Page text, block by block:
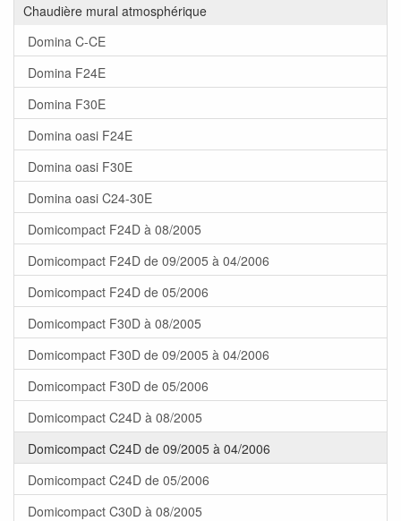
Chaudière mural atmosphérique
Domina C-CE
Domina F24E
Domina F30E
Domina oasi F24E
Domina oasi F30E
Domina oasi C24-30E
Domicompact F24D à 08/2005
Domicompact F24D de 09/2005 à 04/2006
Domicompact F24D de 05/2006
Domicompact F30D à 08/2005
Domicompact F30D de 09/2005 à 04/2006
Domicompact F30D de 05/2006
Domicompact C24D à 08/2005
Domicompact C24D de 09/2005 à 04/2006
Domicompact C24D de 05/2006
Domicompact C30D à 08/2005